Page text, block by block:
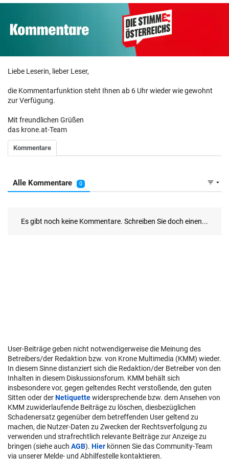
Liebe Leserin, lieber Leser,
die Kommentarfunktion steht Ihnen ab 6 Uhr wieder wie gewohnt
zur Verfügung.
Mit freundlichen Grüßen
das krone.at-Team
User-Beiträge geben nicht notwendigerweise die Meinung des
Betreibers/der Redaktion bzw. von Krone Multimedia (KMM) wieder.
In diesem Sinne distanziert sich die Redaktion/der Betreiber von den
Inhalten in diesem Diskussionsforum. KMM behält sich
insbesondere vor, gegen geltendes Recht verstoßende, den guten
Sitten oder derNetiquettewidersprechende bzw. dem Ansehen von
KMM zuwiderlaufende Beiträge zu löschen, diesbezüglichen
Schadenersatz gegenüber dem betreffenden User geltend zu
machen, die Nutzer-Daten zu Zwecken der Rechtsverfolgung zu
verwenden und strafrechtlich relevante Beiträge zur Anzeige zu
bringen (siehe auch AGB). Hier können Sie das Community-Team
via unserer Melde- und Abhilfestelle kontaktieren.